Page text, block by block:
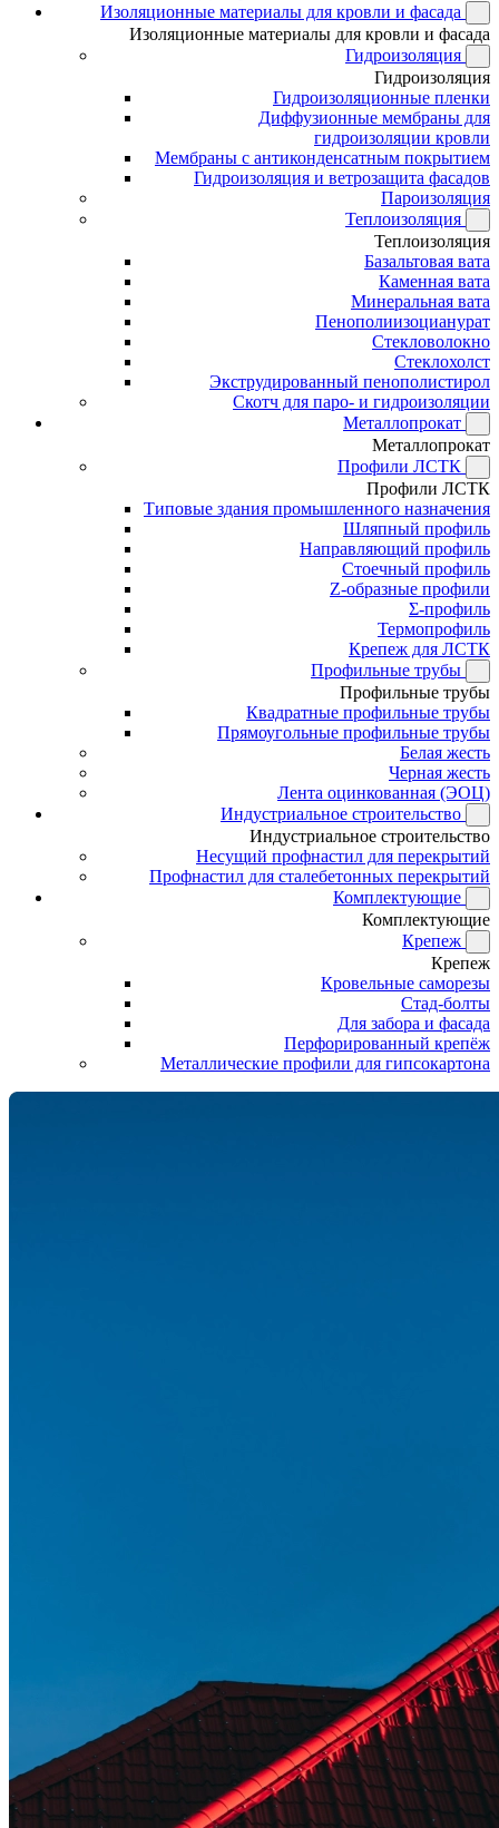
Изоляционные материалы для кровли и фасада
Изоляционные материалы для кровли и фасада
Гидроизоляция
Гидроизоляция
Гидроизоляционные пленки
Диффузионные мембраны для
гидроизоляции кровли
Мембраны с антиконденсатным покрытием
Гидроизоляция и ветрозащита фасадов
Пароизоляция
Теплоизоляция
Теплоизоляция
Базальтовая вата
Каменная вата
Минеральная вата
Пенополиизоцианурат
Стекловолокно
Стеклохолст
Экструдированный пенополистирол
Скотч для паро- и гидроизоляции
Металлопрокат
Металлопрокат
Профили ЛСТК
Профили ЛСТК
Типовые здания промышленного назначения
Шляпный профиль
Направляющий профиль
Стоечный профиль
Z-образные профили
Σ-профиль
Термопрофиль
Крепеж для ЛСТК
Профильные трубы
Профильные трубы
Квадратные профильные трубы
Прямоугольные профильные трубы
Белая жесть
Черная жесть
Лента оцинкованная (ЭОЦ)
Индустриальное строительство
Индустриальное строительство
Несущий профнастил для перекрытий
Профнастил для сталебетонных перекрытий
Комплектующие
Комплектующие
Крепеж
Крепеж
Кровельные саморезы
Стад-болты
Для забора и фасада
Перфорированный крепёж
Металлические профили для гипсокартона